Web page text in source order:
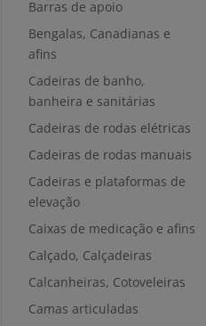
Barras de apoio
Bengalas, Canadianas e
afins
Cadeiras de banho,
banheira e sanitárias
Cadeiras de rodas elétricas
Cadeiras de rodas manuais
Cadeiras e plataformas de
elevação
Caixas de medicação e afins
Calçado, Calçadeiras
Calcanheiras, Cotoveleiras
Camas articuladas